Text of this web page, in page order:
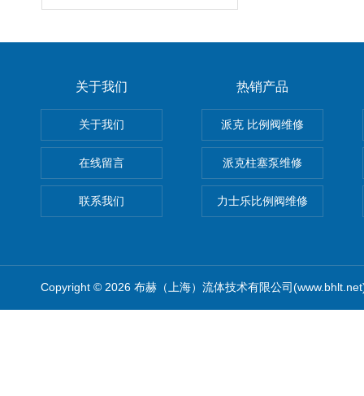
关于我们
关于我们
在线留言
联系我们
热销产品
派克 比例阀维修
派克柱塞泵维修
力士乐比例阀维修
Copyright © 2026 布赫（上海）流体技术有限公司